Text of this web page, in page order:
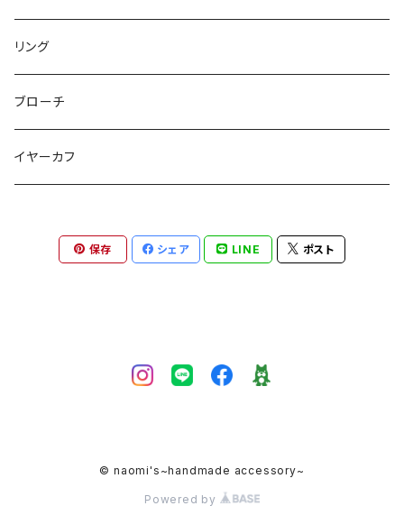
ショートネックレス(40センチ前後)
リング
ブローチ
イヤーカフ
保存 シェア LINE ポスト
© naomi's~handmade accessory~
Powered by